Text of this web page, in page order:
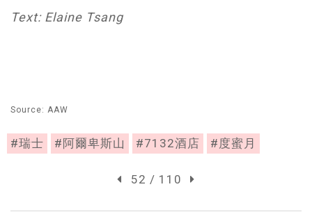
Text: Elaine Tsang
Source: AAW
#瑞士 #阿爾卑斯山 #7132酒店 #度蜜月
52 / 110